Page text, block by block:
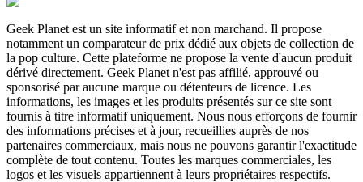
Geek Planet est un site informatif et non marchand. Il propose
notamment un comparateur de prix dédié aux objets de collection de
la pop culture. Cette plateforme ne propose la vente d'aucun produit
dérivé directement. Geek Planet n'est pas affilié, approuvé ou
sponsorisé par aucune marque ou détenteurs de licence. Les
informations, les images et les produits présentés sur ce site sont
fournis à titre informatif uniquement. Nous nous efforçons de fournir
des informations précises et à jour, recueillies auprès de nos
partenaires commerciaux, mais nous ne pouvons garantir l'exactitude
complète de tout contenu. Toutes les marques commerciales, les
logos et les visuels appartiennent à leurs propriétaires respectifs.